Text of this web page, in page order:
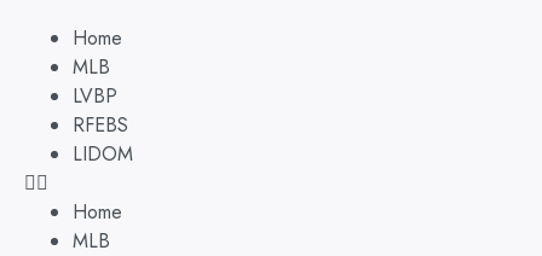
Home
MLB
LVBP
RFEBS
LIDOM
Home
MLB